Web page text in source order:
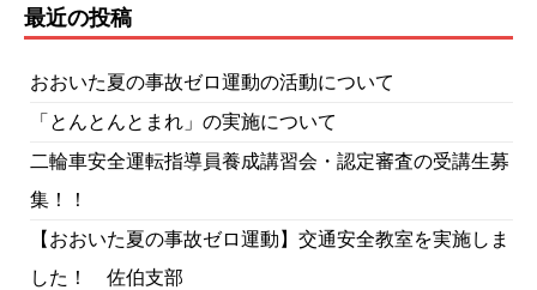
最近の投稿
おおいた夏の事故ゼロ運動の活動について
「とんとんとまれ」の実施について
二輪車安全運転指導員養成講習会・認定審査の受講生募
集！！
【おおいた夏の事故ゼロ運動】交通安全教室を実施しま
した！ 佐伯支部